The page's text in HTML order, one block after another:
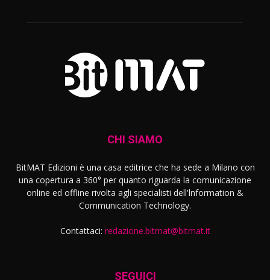
CHI SIAMO
BitMAT Edizioni è una casa editrice che ha sede a Milano con
una copertura a 360° per quanto riguarda la comunicazione
online ed offline rivolta agli specialisti dell'lnformation &
Communication Technology.
Contattaci: redazione.bitmat@bitmat.it
SEGUICI